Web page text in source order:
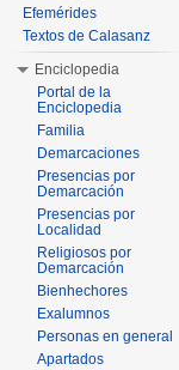
Efemérides
Textos de Calasanz
Enciclopedia
Portal de la
Enciclopedia
Familia
Demarcaciones
Presencias por
Demarcación
Presencias por
Localidad
Religiosos por
Demarcación
Bienhechores
Exalumnos
Personas en general
Apartados